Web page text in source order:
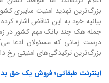
بزرگ‌ترین تهدید امنیت سایبری
بیانیه خود به این تناقض اشاره
جمله هک چند بانک مهم کشور در
درست زمانی که مسئولان ادعا
بزرگ‌ترین ترکیدگی‌های امنیتی رخ
اینترنت طبقاتی؛ فروش یک حق